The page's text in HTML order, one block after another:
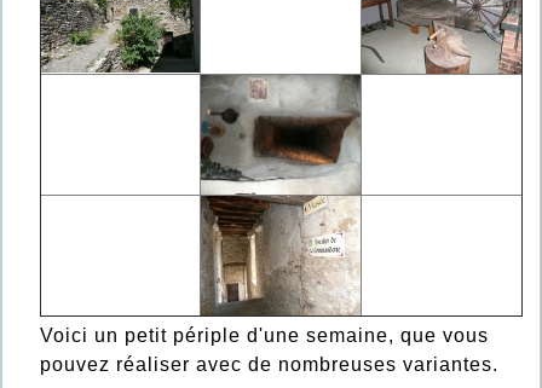
Voici un petit périple d'une semaine, que vous
pouvez réaliser avec de nombreuses variantes.